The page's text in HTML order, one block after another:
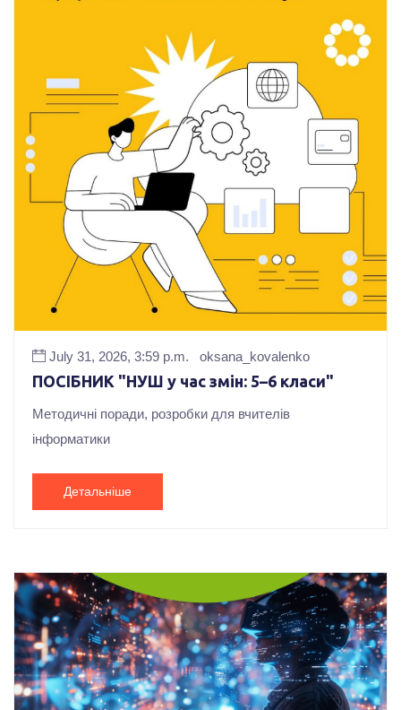
July 31, 2026, 3:59 p.m. oksana_kovalenko
ПОСІБНИК "НУШ у час змін: 5–6 класи"
Методичні поради, розробки для вчителів
інформатики
Детальніше